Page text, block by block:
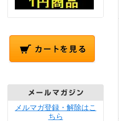
メルマガ登録・解除はこ
ちら